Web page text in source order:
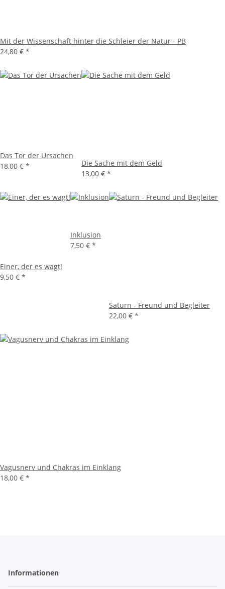
Mit der Wissenschaft hinter die Schleier der Natur - PB
24,80 € *
Das Tor der Ursachen
18,00 € *
Die Sache mit dem Geld
13,00 € *
Einer, der es wagt!
9,50 € *
Inklusion
7,50 € *
Saturn - Freund und Begleiter
22,00 € *
Vagusnerv und Chakras im Einklang
18,00 € *
Informationen